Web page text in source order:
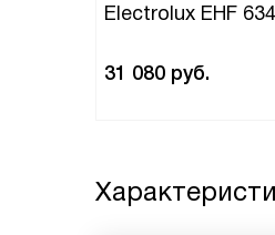
Electrolux EHF
31 080 руб.